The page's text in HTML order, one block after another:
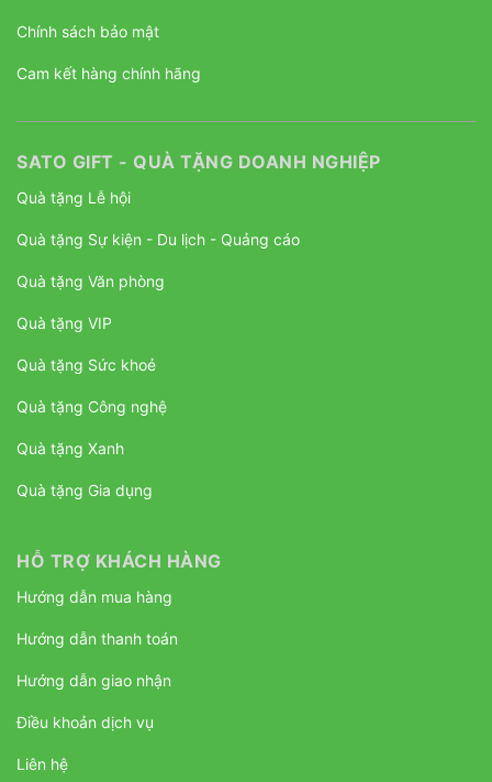
Chính sách bảo mật
Cam kết hàng chính hãng
SATO GIFT - QUÀ TẶNG DOANH NGHIỆP
Quà tặng Lễ hội
Quà tặng Sự kiện - Du lịch - Quảng cáo
Quà tặng Văn phòng
Quà tặng VIP
Quà tặng Sức khoẻ
Quà tặng Công nghệ
Quà tặng Xanh
Quà tặng Gia dụng
HỖ TRỢ KHÁCH HÀNG
Hướng dẫn mua hàng
Hướng dẫn thanh toán
Hướng dẫn giao nhận
Điều khoản dịch vụ
Liên hệ